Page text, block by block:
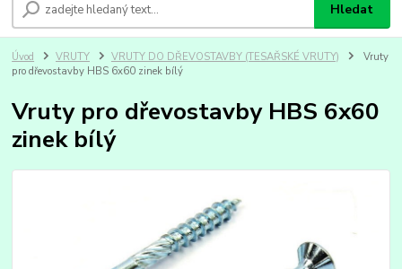
Hledat
Úvod VRUTY VRUTY DO DŘEVOSTAVBY (TESAŘSKÉ VRUTY)
Vruty
pro dřevostavby HBS 6x60 zinek bílý
Vruty pro dřevostavby HBS 6x60
zinek bílý